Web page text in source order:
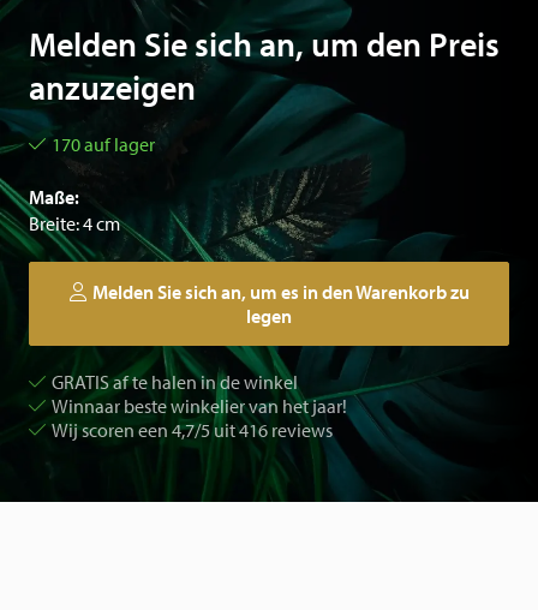
Melden Sie sich an, um den Preis
anzuzeigen
170 auf lager
Maße:
Breite: 4 cm
Melden Sie sich an, um es in den Warenkorb zu
legen
GRATIS af te halen in de winkel
Winnaar beste winkelier van het jaar!
Wij scoren een 4,7/5 uit 416 reviews